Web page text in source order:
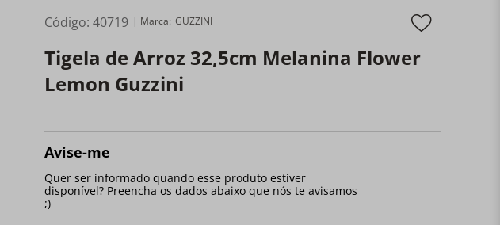
Código:40719 GUZZINI
Tigela de Arroz 32,5cm Melanina Flower
Lemon Guzzini